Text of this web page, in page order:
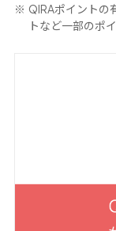
QIRAポイントの
トなど一部のポ